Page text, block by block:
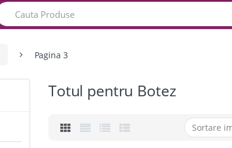
Pagina 3
Totul pentru Botez